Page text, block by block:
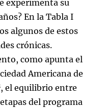
experimenta su
En la Tabla I
algunos de estos
crónicas.
como apunta el
Americana de
, el equilibrio entre
del programa